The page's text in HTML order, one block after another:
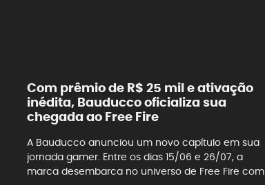
Com prêmio de R$ 25 mil e ativação
inédita, Bauducco oficializa sua
chegada ao Free Fire
A Bauducco anunciou um novo capítulo em sua
jornada gamer. Entre os dias 15/06 e 26/07, a
marca desembarca no universo de Free Fire com